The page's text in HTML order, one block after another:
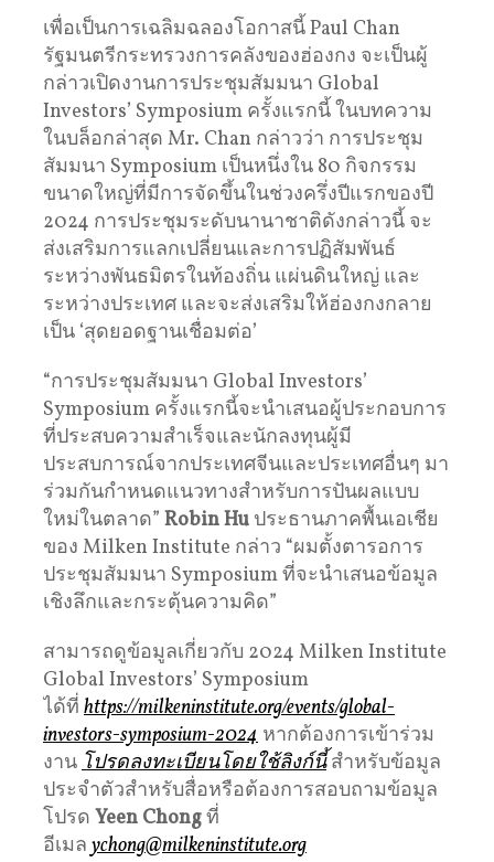
เพื่อเป็นการเฉลิมฉลองโอกาสนี้ Paul Chan
รัฐมนตรีกระทรวงการคลังของฮ่องกง จะเป็นผู้
กล่าวเปิดงานการประชุมสัมมนา Global
Investors’ Symposium ครั้งแรกนี้ ในบทความ
ในบล็อกล่าสุด Mr. Chan กล่าวว่า การประชุม
สัมมนา Symposium เป็นหนึ่งใน 80 กิจกรรม
ขนาดใหญ่ที่มีการจัดขึ้นในช่วงครึ่งปีแรกของปี
2024 การประชุมระดับนานาชาติดังกล่าวนี้ จะ
ส่งเสริมการแลกเปลี่ยนและการปฏิสัมพันธ์
ระหว่างพันธมิตรในท้องถิ่น แผ่นดินใหญ่ และ
ระหว่างประเทศ และจะส่งเสริมให้ฮ่องกงกลาย
เป็น ‘สุดยอดฐานเชื่อมต่อ’
“การประชุมสัมมนา Global Investors’
Symposium ครั้งแรกนี้จะนำเสนอผู้ประกอบการ
ที่ประสบความสำเร็จและนักลงทุนผู้มี
ประสบการณ์จากประเทศจีนและประเทศอื่นๆ มา
ร่วมกันกำหนดแนวทางสำหรับการปันผลแบบ
ใหม่ในตลาด” Robin Hu ประธานภาคพื้นเอเชีย
ของ Milken Institute กล่าว “ผมตั้งตารอการ
ประชุมสัมมนา Symposium ที่จะนำเสนอข้อมูล
เชิงลึกและกระตุ้นความคิด”
สามารถดูข้อมูลเกี่ยวกับ 2024 Milken Institute
Global Investors’ Symposium
ได้ที่ https://milkeninstitute.org/events/global-
investors-symposium-2024 หากต้องการเข้าร่วม
งานโปรดลงทะเบียนโดยใช้ลิงก์นี้สำหรับข้อมูล
ประจำตัวสำหรับสื่อหรือต้องการสอบถามข้อมูล
โปรด Yeen Chongที่
อีเมล ychong@milkeninstitute.org